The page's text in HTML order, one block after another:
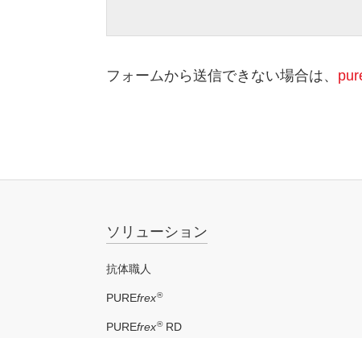
本
フォームから送信できない場合は、
ソリューション
抗体職人
PUREfrex®
PUREfrex®RD